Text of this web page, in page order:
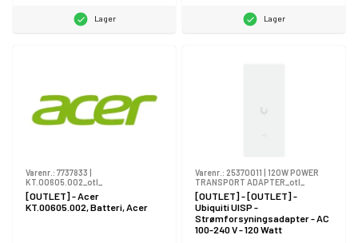
Lager Lager
Varenr.: 7737833 |
KT.00605.002_otl_
[OUTLET] - Acer
KT.00605.002, Batteri, Acer
Varenr.: 25370011 | 120W POWER
TRANSPORT ADAPTER_otl_
[OUTLET] - [OUTLET] -
Ubiquiti UISP -
Strømforsyningsadapter - AC
100-240 V - 120 Watt